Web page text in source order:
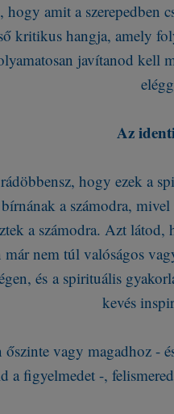
hogy amit a szerepedben
kritikus hangja, amely
javítanod kell
Az
hogy ezek a
a számodra,
a számodra. Azt látod,
már nem túl valóságos
és a spirituális
kevés
őszinte vagy magadhoz -
a figyelmedet -,